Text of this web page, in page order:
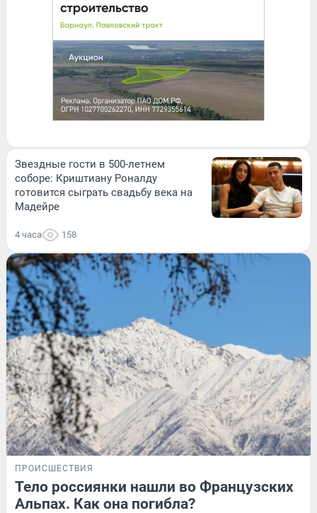
Звездные гости в 500-летнем
соборе: Криштиану Роналду
готовится сыграть свадьбу века на
Мадейре
4 часа 158
ПРОИСШЕСТВИЯ
Тело россиянки нашли во Французских
Альпах. Как она погибла?